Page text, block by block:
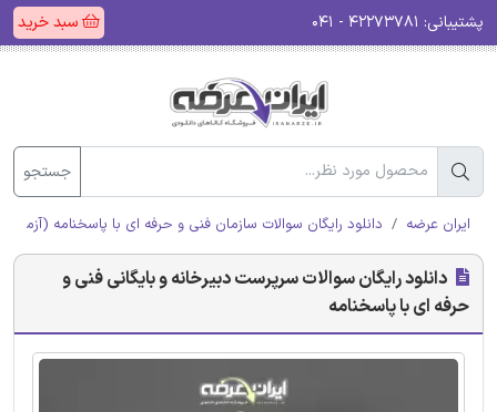
پشتیبانی: سبد خرید
جستجو
ایران عرضه دانلود رایگان سوالات سازمان فنی و حرفه ای با پاسخنامه (آزمون
دانلود رایگان سوالات سرپرست دبیرخانه و بایگانی فنی و
حرفه ای با پاسخنامه